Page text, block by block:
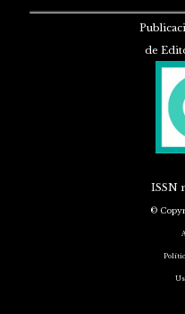
de
ISSN
©